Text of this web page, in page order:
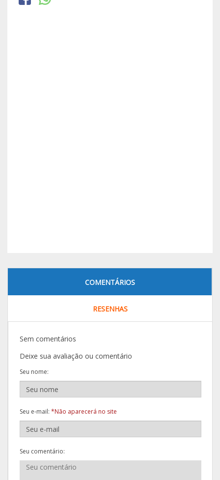
COMENTÁRIOS
RESENHAS
Sem comentários
Deixe sua avaliação ou comentário
Seu nome:
Seu e-mail: *Não aparecerá no site
Seu comentário: